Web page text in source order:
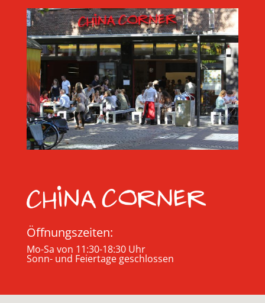
Öffnungszeiten:
Mo-Sa von 11:30-18:30 Uhr
Sonn- und Feiertage geschlossen